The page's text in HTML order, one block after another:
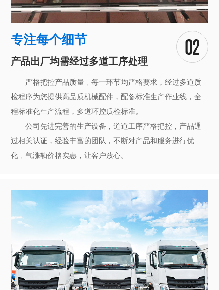
专注每个细节
产品出厂均需经过多道工序处理
严格把控产品质量，每一环节均严格要求，经过多道质
检程序为您提供高品质机械配件，配备标准生产作业线，全
程标准化生产流程，多道环控质检标准。
公司先进完善的生产设备，道道工序严格把控，产品通
过相关认证，经验丰富的团队，不断对产品和服务进行优
化，气涨轴价格实惠，让客户放心。